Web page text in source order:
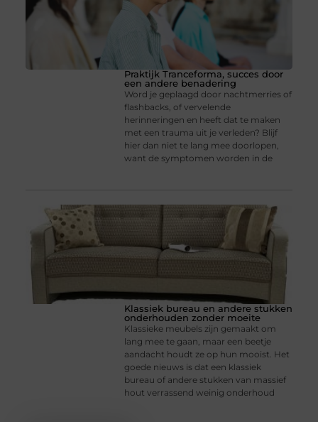
Praktijk Tranceforma, succes door
een andere benadering
Word je geplaagd door nachtmerries of
flashbacks, of vervelende
herinneringen en heeft dat te maken
met een trauma uit je verleden? Blijf
hier dan niet te lang mee doorlopen,
want de symptomen worden in de
Klassiek bureau en andere stukken
onderhouden zonder moeite
Klassieke meubels zijn gemaakt om
lang mee te gaan, maar een beetje
aandacht houdt ze op hun mooist. Het
goede nieuws is dat een klassiek
bureau of andere stukken van massief
hout verrassend weinig onderhoud